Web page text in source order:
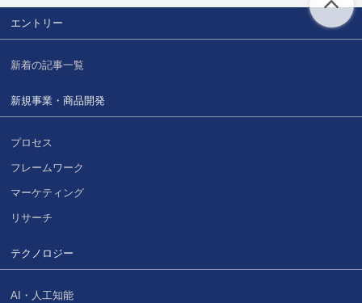
エントリー
新着の記事一覧
新規事業・商品開発
プロセス
フレームワーク
マーケティング
リサーチ
テクノロジー
AI・人工知能